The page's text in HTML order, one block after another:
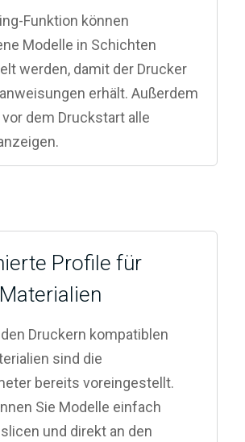
Funktion können
Modelle in Schichten
werden, damit der Drucker
erhält. Außerdem
dem Druckstart alle
Profile für
Druckern kompatiblen
sind die
bereits voreingestellt.
Sie Modelle einfach
und direkt an den